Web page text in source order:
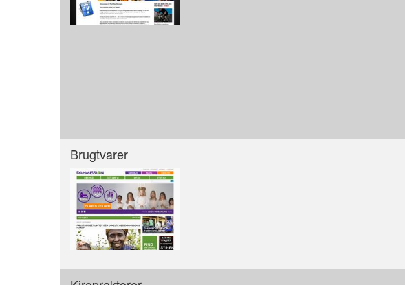
Brugtvarer